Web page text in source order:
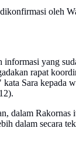
oleh
informasi yang
rapat
Sara kepada
dalam Rakornas
dalam secara